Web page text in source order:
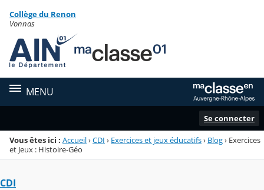
Menu de la rubrique
Contenu
Collège du Renon
Vonnas
MENU
Se connecter
Vous êtes ici : Accueil›CDI › Exercices et jeux éducatifs› Blog› Exercices
et Jeux : Histoire-Géo
CDI